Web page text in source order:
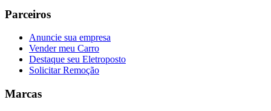
Parceiros
Anuncie sua empresa
Vender meu Carro
Destaque seu Eletroposto
Solicitar Remoção
Marcas